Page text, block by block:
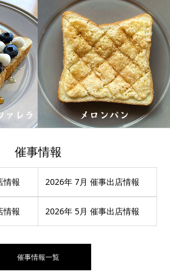
催事情報
情報 2026年 7月 催事出店情報
情報 2026年 5月 催事出店情報
催事情報一覧